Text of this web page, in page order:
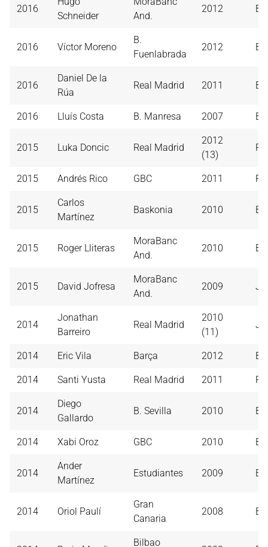
2016
Schneider
And.
2012
2016 Víctor Moreno
B.
Fuenlabrada
2012 B.
2016
Daniel De la
Rúa
Real Madrid 2011
2016 Lluís Costa B. Manresa 2007
2015 Luka Doncic Real Madrid
2012
(13)
2015 Andrés Rico GBC 2011
2015
Carlos
Martínez
Baskonia 2010
2015 Roger Lliteras
MoraBanc
And.
2010
2015 David Jofresa
MoraBanc
And.
2009
2014
Jonathan
Barreiro
Real Madrid
2010
(11)
2014 Eric Vila Barça 2012
2014 Santi Yusta Real Madrid 2011
2014
Diego
Gallardo
B. Sevilla 2010 B.
2014 Xabi Oroz GBC 2010
2014
Ander
Martínez
Estudiantes 2009
2014 Oriol Paulí
Gran
Canaria
2008
Bilbao